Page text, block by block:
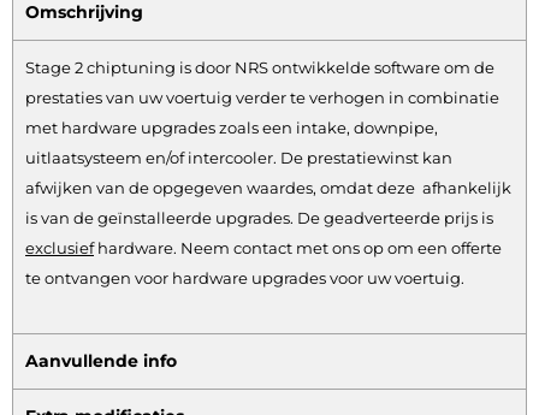
Omschrijving
Stage 2 chiptuning is door NRS ontwikkelde software om de
prestaties van uw voertuig verder te verhogen in combinatie
met hardware upgrades zoals een intake, downpipe,
uitlaatsysteem en/of intercooler. De prestatiewinst kan
afwijken van de opgegeven waardes, omdat deze afhankelijk
is van de geïnstalleerde upgrades. De geadverteerde prijs is
exclusiefhardware. Neem contact met ons op om een offerte
te ontvangen voor hardware upgrades voor uw voertuig.
Aanvullende info